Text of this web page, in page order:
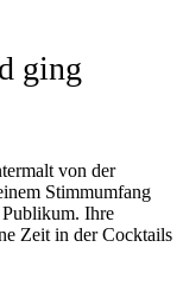
ging
von der
Stimmumfang
Ihre
Zeit in der Cocktails